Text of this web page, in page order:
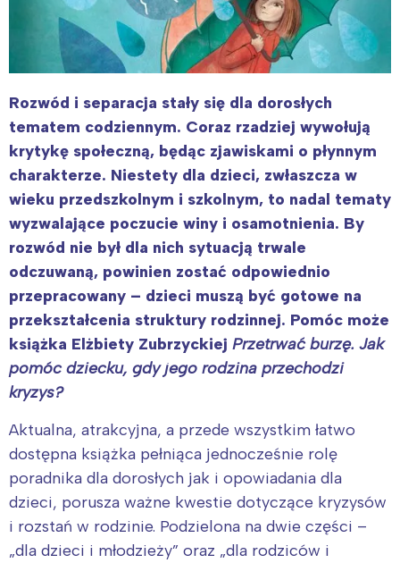
Rozwód i separacja stały się dla dorosłych
tematem codziennym. Coraz rzadziej wywołują
krytykę społeczną, będąc zjawiskami o płynnym
charakterze. Niestety dla dzieci, zwłaszcza w
wieku przedszkolnym i szkolnym, to nadal tematy
wyzwalające poczucie winy i osamotnienia. By
rozwód nie był dla nich sytuacją trwale
odczuwaną, powinien zostać odpowiednio
przepracowany – dzieci muszą być gotowe na
przekształcenia struktury rodzinnej. Pomóc może
książka Elżbiety Zubrzyckiej Przetrwać burzę. Jak
pomóc dziecku, gdy jego rodzina przechodzi
kryzys?
Aktualna, atrakcyjna, a przede wszystkim łatwo
dostępna książka pełniąca jednocześnie rolę
poradnika dla dorosłych jak i opowiadania dla
dzieci, porusza ważne kwestie dotyczące kryzysów
i rozstań w rodzinie. Podzielona na dwie części –
„dla dzieci i młodzieży” oraz „dla rodziców i